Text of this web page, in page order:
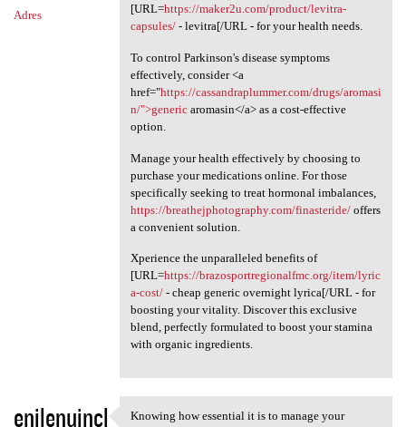
Adres
[URL=https://maker2u.com/product/levitra-
capsules/- levitra[/URL - for your health needs.
To control Parkinson's disease symptoms
effectively, consider <a
href="https://cassandraplummer.com/drugs/aromasi
n/">genericaromasin</a> as a cost-effective
option.
Manage your health effectively by choosing to
purchase your medications online. For those
specifically seeking to treat hormonal imbalances,
https://breathejphotography.com/finasteride/offers
a convenient solution.
Xperience the unparalleled benefits of
[URL=https://brazosportregionalfmc.org/item/lyric
a-cost/- cheap generic overnight lyrica[/URL - for
boosting your vitality. Discover this exclusive
blend, perfectly formulated to boost your stamina
with organic ingredients.
enilenujncl
Knowing how essential it is to manage your